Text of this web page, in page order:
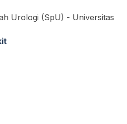
Urologi (SpU) - Universitas